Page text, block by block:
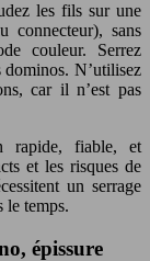
les fils sur une
connecteur), sans
couleur. Serrez
dominos. N’utilisez
car il n’est pas
rapide, fiable, et
et les risques de
un serrage
le temps.
épissure